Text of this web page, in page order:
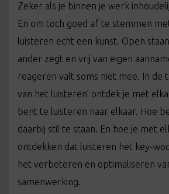
Zeker als je binnen je werk
En om toch goed af te stemmen
luisteren echt een kunst. Open
ander zegt en vrij van eigen
reageren valt soms niet mee. In de
van het luisteren’ ontdek je met
bent te luisteren naar elkaar. Hoe
daarbij stil te staan. En hoe je met
ontdekken dat luisteren het key-
het verbeteren en optimaliseren
samenwerking.